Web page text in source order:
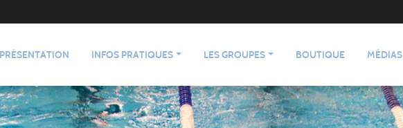
PRÉSENTATION INFOS PRATIQUES LES GROUPES BOUTIQUE MÉDIAS